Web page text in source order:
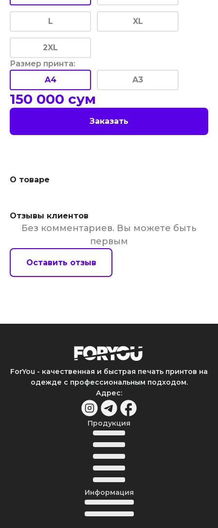
L XL
2XL
Размер принта:
A4
A3
150 000 сум
Заказать
О товаре
Отзывы клиентов
Без комментариев. Вы можете быть
первым
Оставить отзыв
ForYou - качественная и быстрая печать принтов на
одежде с профессиональным подходом.
Адрес:
Продукция
Информация